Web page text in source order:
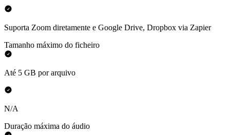
Suporta Zoom diretamente e Google Drive, Dropbox via Zapier
Tamanho máximo do ficheiro
Até 5 GB por arquivo
N/A
Duração máxima do áudio